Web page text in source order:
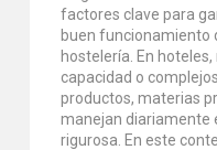
factores clave para
buen funcionamiento
hostelería. En
capacidad o
productos, materias
manejan diariamente
rigurosa. En este